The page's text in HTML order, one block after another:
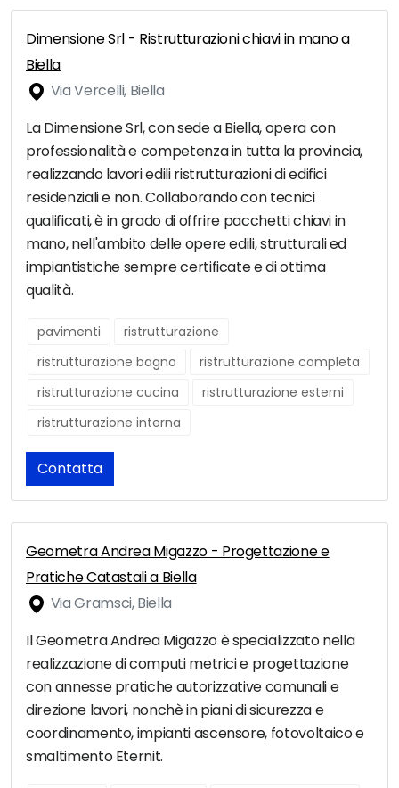
Dimensione Srl - Ristrutturazioni chiavi in mano a
Biella
Via Vercelli, Biella
La Dimensione Srl, con sede a Biella, opera con
professionalità e competenza in tutta la provincia,
realizzando lavori edili ristrutturazioni di edifici
residenziali e non. Collaborando con tecnici
qualificati, è in grado di offrire pacchetti chiavi in
mano, nell'ambito delle opere edili, strutturali ed
impiantistiche sempre certificate e di ottima
qualità.
pavimenti
ristrutturazione
ristrutturazione bagno
ristrutturazione completa
ristrutturazione cucina
ristrutturazione esterni
ristrutturazione interna
Contatta
Geometra Andrea Migazzo - Progettazione e
Pratiche Catastali a Biella
Via Gramsci, Biella
Il Geometra Andrea Migazzo è specializzato nella
realizzazione di computi metrici e progettazione
con annesse pratiche autorizzative comunali e
direzione lavori, nonchè in piani di sicurezza e
coordinamento, impianti ascensore, fotovoltaico e
smaltimento Eternit.